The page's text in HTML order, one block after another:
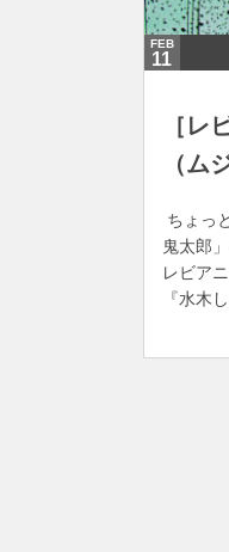
FEB
11
［レ
（ム
ちょっ
鬼太郎
レビア
『水木し